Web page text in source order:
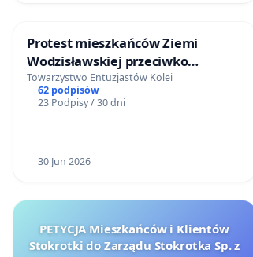
Protest mieszkańców Ziemi
Wodzisławskiej przeciwko
wykluczeniu w HRJ
Towarzystwo Entuzjastów Kolei
62 podpisów
23 Podpisy / 30 dni
30 Jun 2026
PETYCJA Mieszkańców i Klientów
Stokrotki do Zarządu Stokrotka Sp. z